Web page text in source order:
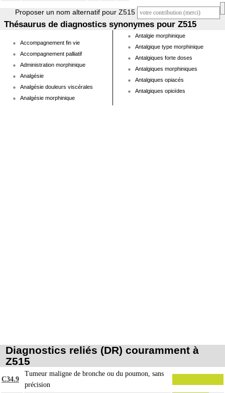
Proposer un nom alternatif pour Z515
Thésaurus de diagnostics synonymes pour Z515
Accompagnement fin vie
Accompagnement palliatif
Administration morphinique
Analgésie
Analgésie douleurs viscérales
Analgésie morphinique
Antalgie morphinique
Antalgique type morphinique
Antalgiques forte doses
Antalgiques morphiniques
Antalgiques opiacés
Antalgiques opioïdes
Diagnostics reliés (DR) couramment à
Z515
C34.9
Tumeur maligne de bronche ou du poumon, sans
précision